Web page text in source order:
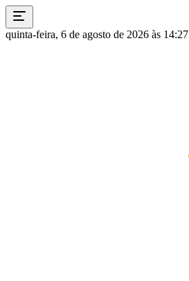
quinta-feira, 6 de agosto de 2026 às 14:27